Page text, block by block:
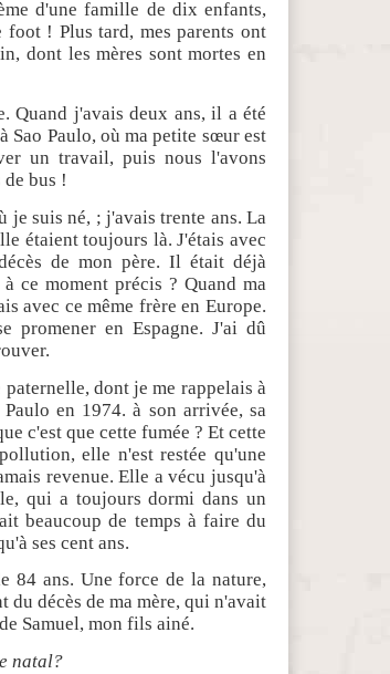
d'une famille de dix enfants,
! Plus tard, mes parents ont
dont les mères sont mortes en
j'avais deux ans, il a été
Sao Paulo, où ma petite sœur est
un travail, puis nous l'avons
bus !
je suis né, ; j'avais trente ans. La
étaient toujours là. J'étais avec
de mon père. Il était déjà
ce moment précis ? Quand ma
avec ce même frère en Europe.
promener en Espagne. J'ai dû
dont je me rappelais à
en 1974. à son arrivée, sa
c'est que cette fumée ? Et cette
elle n'est restée qu'une
revenue. Elle a vécu jusqu'à
qui a toujours dormi dans un
beaucoup de temps à faire du
ses cent ans.
84 ans. Une force de la nature,
du décès de ma mère, qui n'avait
Samuel, mon fils ainé.
natal?